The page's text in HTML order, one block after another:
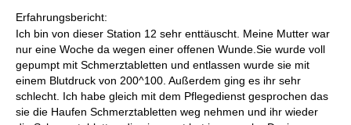
Erfahrungsbericht:
Ich bin von dieser Station 12 sehr enttäuscht. Meine Mutter war
nur eine Woche da wegen einer offenen Wunde.Sie wurde voll
gepumpt mit Schmerztabletten und entlassen wurde sie mit
einem Blutdruck von 200^100. Außerdem ging es ihr sehr
schlecht. Ich habe gleich mit dem Pflegedienst gesprochen das
sie die Haufen Schmerztabletten weg nehmen und ihr wieder